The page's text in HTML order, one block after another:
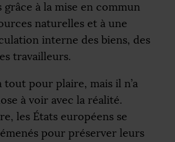
à la mise en commun
naturelles et à une
interne des biens, des
travailleurs.
tout pour plaire, mais il n’a
à voir avec la réalité.
les États européens se
pour préserver leurs